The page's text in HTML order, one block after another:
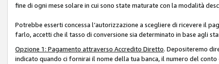
fine di ogni mese solare in cui sono state maturate con la modalità
Potrebbe esserti concessa l’autorizzazione a scegliere di ricevere il
farlo, accetti che il tasso di conversione sia determinato in base agli
Opzione 1: Pagamento attraverso Accredito Diretto. Depositeremo
indicato quando ci fornirai il nome della tua banca, il numero del